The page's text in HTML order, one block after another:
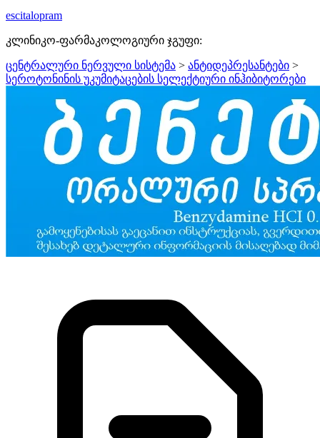
escitalopram
კლინიკო-ფარმაკოლოგიური ჯგუფი:
ცენტრალური ნერვული სისტემა > ანტიდეპრესანტები >
სეროტონინის უკუმიტაცების სელექტიური ინჰიბიტორები